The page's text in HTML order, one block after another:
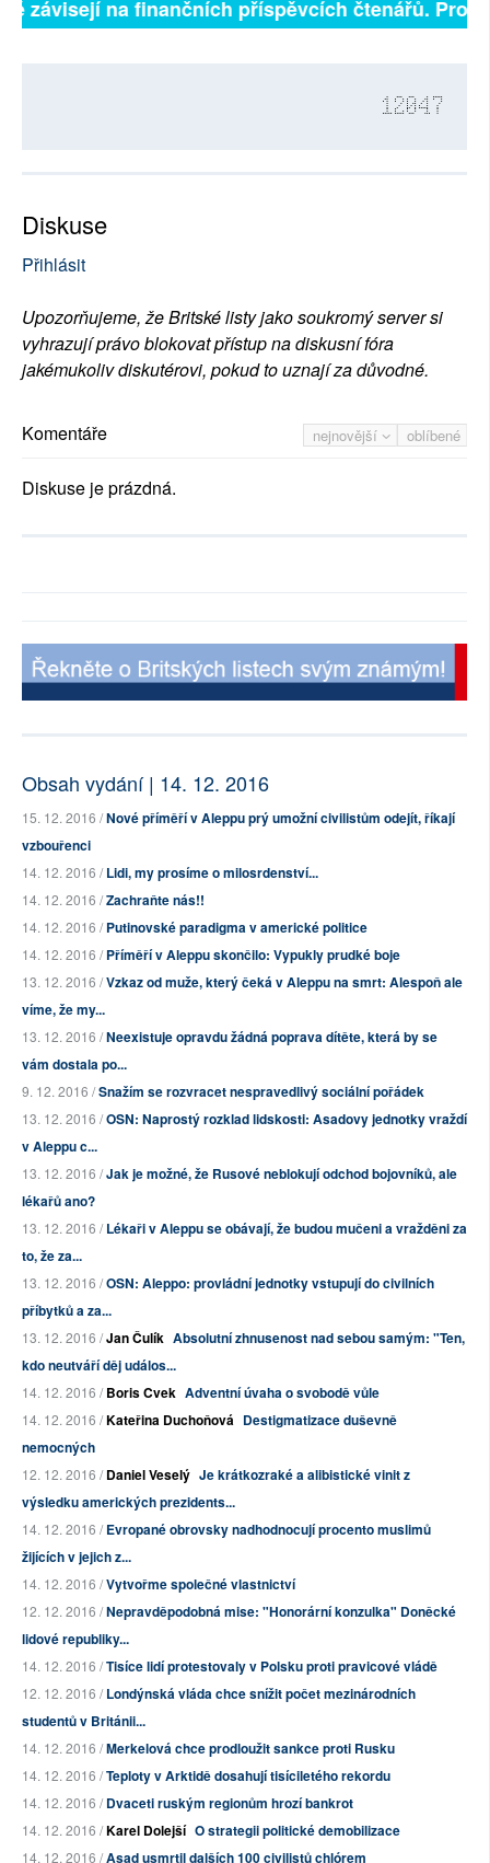
závisejí na finančních příspěvcích čtenářů.
12047
Diskuse
Přihlásit
Upozorňujeme, že Britské listy jako soukromý server si
vyhrazují právo blokovat přístup na diskusní fóra
jakémukoliv diskutérovi, pokud to uznají za důvodné.
nejnovější oblíbené
Komentáře
Diskuse je prázdná.
Obsah vydání | 14. 12. 2016
15. 12. 2016 /Nové příměří v Aleppu prý umožní civilistům odejít, říkají
vzbouřenci
14. 12. 2016 /Lidi, my prosíme o milosrdenství...
14. 12. 2016 /Zachraňte nás!!
14. 12. 2016 /Putinovské paradigma v americké politice
14. 12. 2016 /Příměří v Aleppu skončilo: Vypukly prudké boje
13. 12. 2016 /Vzkaz od muže, který čeká v Aleppu na smrt: Alespoň ale
víme, že my...
13. 12. 2016 /Neexistuje opravdu žádná poprava dítěte, která by se
vám dostala po...
9. 12. 2016 /Snažím se rozvracet nespravedlivý sociální pořádek
13. 12. 2016 /OSN: Naprostý rozklad lidskosti: Asadovy jednotky vraždí
v Aleppu c...
13. 12. 2016 /Jak je možné, že Rusové neblokují odchod bojovníků, ale
lékařů ano?
13. 12. 2016 /Lékaři v Aleppu se obávají, že budou mučeni a vražděni za
to, že za...
13. 12. 2016 /OSN: Aleppo: provládní jednotky vstupují do civilních
příbytků a za...
13. 12. 2016 /Jan Čulík Absolutní zhnusenost nad sebou samým: "Ten,
kdo neutváří děj událos...
14. 12. 2016 /Boris Cvek Adventní úvaha o svobodě vůle
14. 12. 2016 /Kateřina Duchoňová Destigmatizace duševně
nemocných
12. 12. 2016 /Daniel Veselý Je krátkozraké a alibistické vinit z
výsledku amerických prezidents...
14. 12. 2016 /Evropané obrovsky nadhodnocují procento muslimů
žijících v jejich z...
14. 12. 2016 /Vytvořme společné vlastnictví
12. 12. 2016 /Nepravděpodobná mise: "Honorární konzulka" Doněcké
lidové republiky...
14. 12. 2016 /Tisíce lidí protestovaly v Polsku proti pravicové vládě
12. 12. 2016 /Londýnská vláda chce snížit počet mezinárodních
studentů v Británii...
14. 12. 2016 /Merkelová chce prodloužit sankce proti Rusku
14. 12. 2016 /Teploty v Arktidě dosahují tisíciletého rekordu
14. 12. 2016 /Dvaceti ruským regionům hrozí bankrot
14. 12. 2016 /Karel Dolejší O strategii politické demobilizace
14. 12. 2016 /Asad usmrtil dalších 100 civilistů chlórem